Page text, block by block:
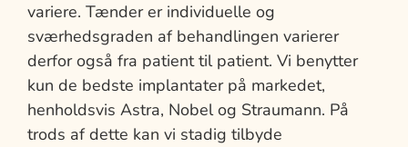
variere. Tænder er individuelle og
sværhedsgraden af behandlingen varierer
derfor også fra patient til patient. Vi benytter
kun de bedste implantater på markedet,
henholdsvis Astra, Nobel og Straumann. På
trods af dette kan vi stadig tilbyde